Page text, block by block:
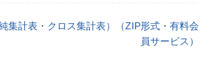
集計表・クロス集計表）（ZIP形式・有料会
員サービス）